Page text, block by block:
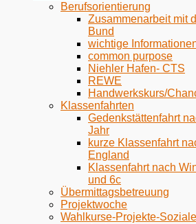
Berufsorientierung
Zusammenarbeit mit
Bund
wichtige
common purpose
Niehler Hafen- CTS
REWE
Handwerkskurs/
Klassenfahrten
Gedenkstättenfahrt
Jahr
kurze Klassenfahrt
England
Klassenfahrt nach
und 6c
Übermittagsbetreuung
Projektwoche
Wahlkurse-Projekte-